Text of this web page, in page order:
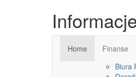
Home
Finanse
Biura